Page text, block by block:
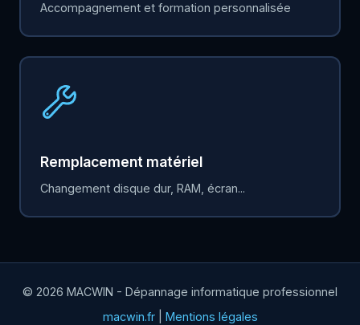
Accompagnement et formation personnalisée
Remplacement matériel
Changement disque dur, RAM, écran...
© 2026 MACWIN - Dépannage informatique professionnel
macwin.fr| Mentions légales